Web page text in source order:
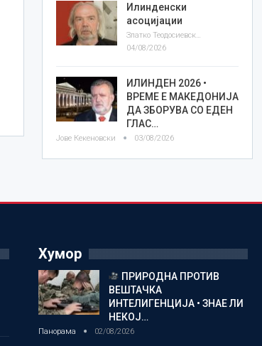
Илинденски
асоцијации
Златко Теодосиевски
04/08/2026
ИЛИНДЕН 2026 •
ВРЕМЕ Е МАКЕДОНИЈА
ДА ЗБОРУВА СО ЕДЕН
ГЛАС…
Јове Кекеновски 03/08/2026
Хумор
ПРИРОДНА ПРОТИВ
ВЕШТАЧКА
ИНТЕЛИГЕНЦИЈА • ЗНАЕ ЛИ
НЕКОЈ…
Панорама 02/08/2026